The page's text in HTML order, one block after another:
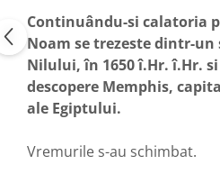
Continuându-si calatoria
Noam se trezeste dintr-
Nilului, în 1650 î.Hr. î.Hr.
descopere Memphis,
ale Egiptului.
Vremurile s-au schimbat.